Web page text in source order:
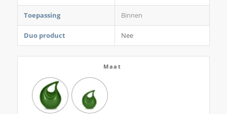
Toepassing Binnen
Duo product Nee
Maat